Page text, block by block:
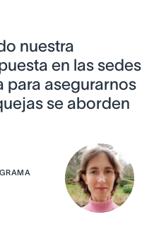
nuestra
en las sedes
para asegurarnos
se aborden